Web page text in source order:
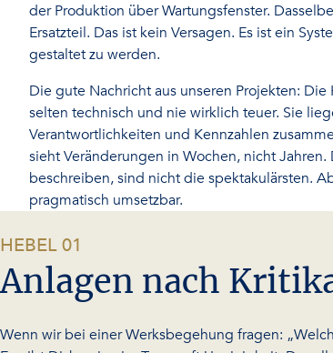
der Produktion über Wartungsfenster.
Ersatzteil. Das ist kein Versagen. Es ist ein
gestaltet zu werden.
Die gute Nachricht aus unseren Projekten:
selten technisch und nie wirklich teuer. Sie
Verantwortlichkeiten und Kennzahlen
sieht Veränderungen in Wochen, nicht
beschreiben, sind nicht die spektakulärsten.
pragmatisch umsetzbar.
HEBEL 01
Anlagen nach
Wenn wir bei einer Werksbegehung fragen: